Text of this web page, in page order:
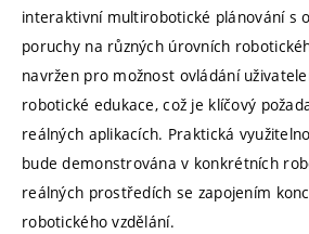
interaktivní multirobotické plánování s
poruchy na různých úrovních
navržen pro možnost ovládání
robotické edukace, což je klíčový
reálných aplikacích. Praktická
bude demonstrována v konkrétních
reálných prostředích se zapojením
robotického vzdělání.